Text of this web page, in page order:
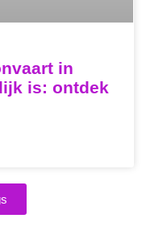
in
is: ontdek